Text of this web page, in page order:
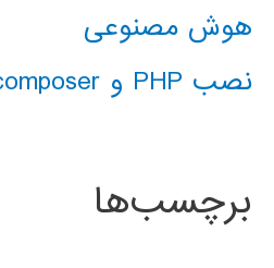
هوش مصنوعی
نصب PHP و composer در ویندوز 10
برچسب‌ها